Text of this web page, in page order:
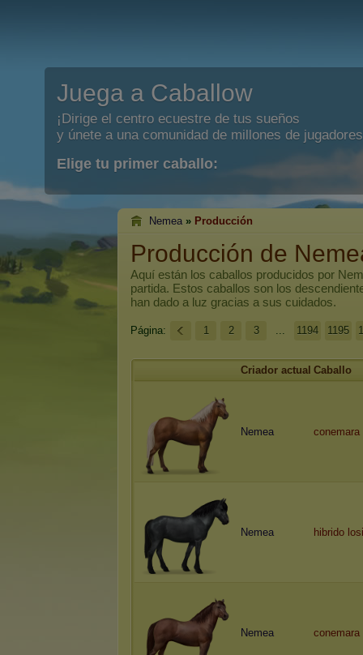
Juega a Caballow
¡Dirige el centro ecuestre de tus sueños
y únete a una comunidad de millones de
Elige tu primer caballo:
Nemea » Producción
Producción de
Aquí están los caballos producidos por
partida. Estos caballos son los
han dado a luz gracias a sus cuidados.
Página: 1 2 3 ... 1194 1195
Criador actual Caballo
Nemea conemara
Nemea hibrido
Nemea conemara